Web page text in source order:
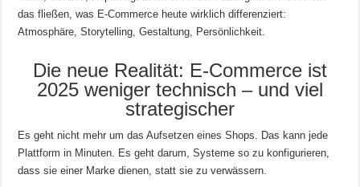
das fließen, was E-Commerce heute wirklich differenziert:
Atmosphäre, Storytelling, Gestaltung, Persönlichkeit.
Die neue Realität: E-Commerce ist
2025 weniger technisch – und viel
strategischer
Es geht nicht mehr um das Aufsetzen eines Shops. Das kann jede
Plattform in Minuten. Es geht darum, Systeme so zu konfigurieren,
dass sie einer Marke dienen, statt sie zu verwässern.